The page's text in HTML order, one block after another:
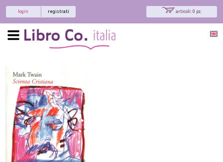
articoli: 0 pz.
registrati
login